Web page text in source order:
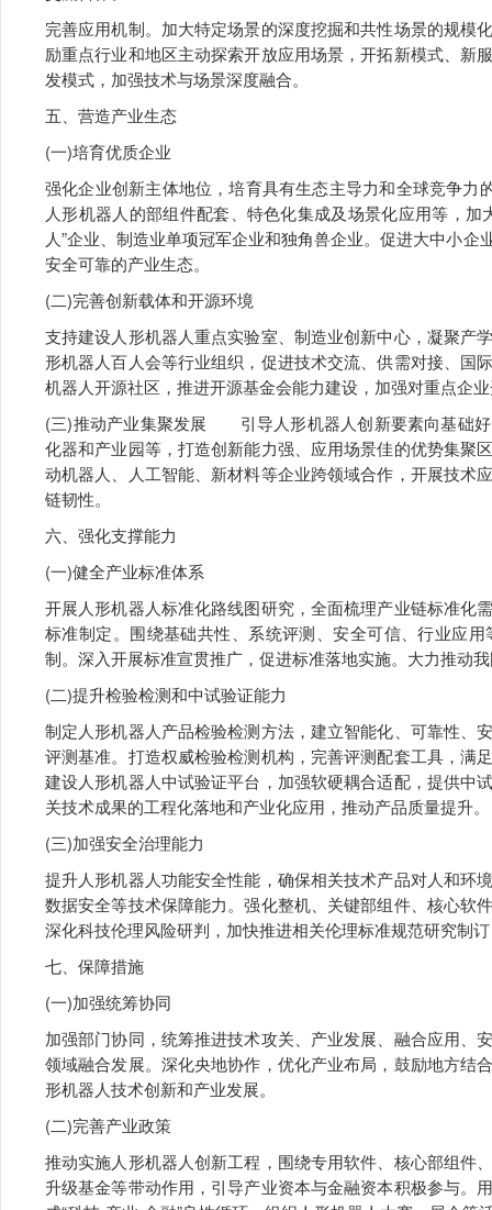
完善应用机制。加大特定场景的深度挖掘和共性场景的规模
励重点行业和地区主动探索开放应用场景，开拓新模式、新
发模式，加强技术与场景深度融合。
五、营造产业生态
(一)培育优质企业
强化企业创新主体地位，培育具有生态主导力和全球竞争力
人形机器人的部组件配套、特色化集成及场景化应用等，
人”企业、制造业单项冠军企业和独角兽企业。促进大中小
安全可靠的产业生态。
(二)完善创新载体和开源环境
支持建设人形机器人重点实验室、制造业创新中心，凝聚产
形机器人百人会等行业组织，促进技术交流、供需对接、国
机器人开源社区，推进开源基金会能力建设，加强对重点企
(三)推动产业集聚发展 引导人形机器人创新要素向基础好
化器和产业园等，打造创新能力强、应用场景佳的优势集聚
动机器人、人工智能、新材料等企业跨领域合作，开展技术
链韧性。
六、强化支撑能力
(一)健全产业标准体系
开展人形机器人标准化路线图研究，全面梳理产业链标准化
标准制定。围绕基础共性、系统评测、安全可信、行业应
制。深入开展标准宣贯推广，促进标准落地实施。大力推动
(二)提升检验检测和中试验证能力
制定人形机器人产品检验检测方法，建立智能化、可靠性、
评测基准。打造权威检验检测机构，完善评测配套工具，满
建设人形机器人中试验证平台，加强软硬耦合适配，提供中
关技术成果的工程化落地和产业化应用，推动产品质量提升。
(三)加强安全治理能力
提升人形机器人功能安全性能，确保相关技术产品对人和环
数据安全等技术保障能力。强化整机、关键部组件、核心软
深化科技伦理风险研判，加快推进相关伦理标准规范研究制
七、保障措施
(一)加强统筹协同
加强部门协同，统筹推进技术攻关、产业发展、融合应用、
领域融合发展。深化央地协作，优化产业布局，鼓励地方结
形机器人技术创新和产业发展。
(二)完善产业政策
推动实施人形机器人创新工程，围绕专用软件、核心部组件
升级基金等带动作用，引导产业资本与金融资本积极参与。